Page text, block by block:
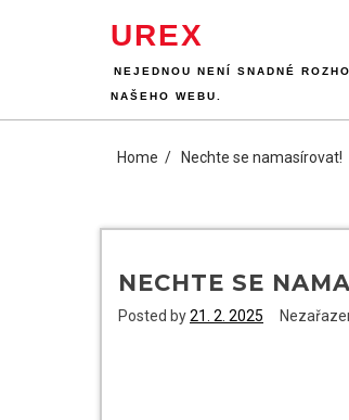
UREX
NEJEDNOU NENÍ SNADNÉ
NAŠEHO WEBU.
Home Nechte se namasírovat!
NECHTE SE
Posted by21. 2. 2025